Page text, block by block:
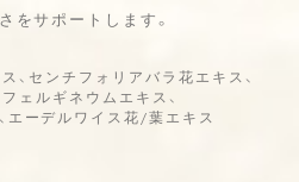
をサポートします。
、センチフォリアバラ花エキス、
ェルギネウムエキス、
エーデルワイス花/葉エキス